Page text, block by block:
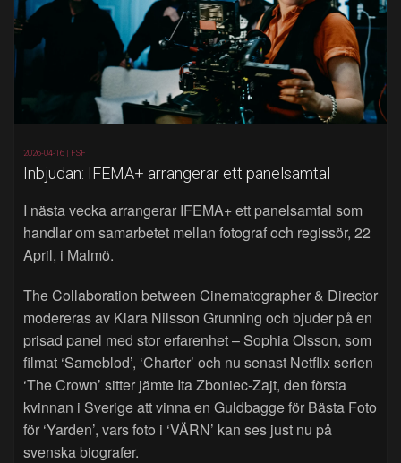
2026-04-16 | FSF
Inbjudan: IFEMA+ arrangerar ett panelsamtal
I nästa vecka arrangerar IFEMA+ ett panelsamtal som
handlar om samarbetet mellan fotograf och regissör, 22
April, i Malmö.
The Collaboration between Cinematographer & Director
modereras av Klara Nilsson Grunning och bjuder på en
prisad panel med stor erfarenhet – Sophia Olsson, som
filmat ‘Sameblod’, ‘Charter’ och nu senast Netflix serien
‘The Crown’ sitter jämte Ita Zboniec-Zajt, den första
kvinnan i Sverige att vinna en Guldbagge för Bästa Foto
för ‘Yarden’, vars foto i ‘VÄRN’ kan ses just nu på
svenska biografer.